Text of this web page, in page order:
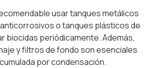
usar tanques metálicos
o tanques plásticos de
biocidas periódicamente. Además,
y filtros de fondo son esenciales
por condensación.